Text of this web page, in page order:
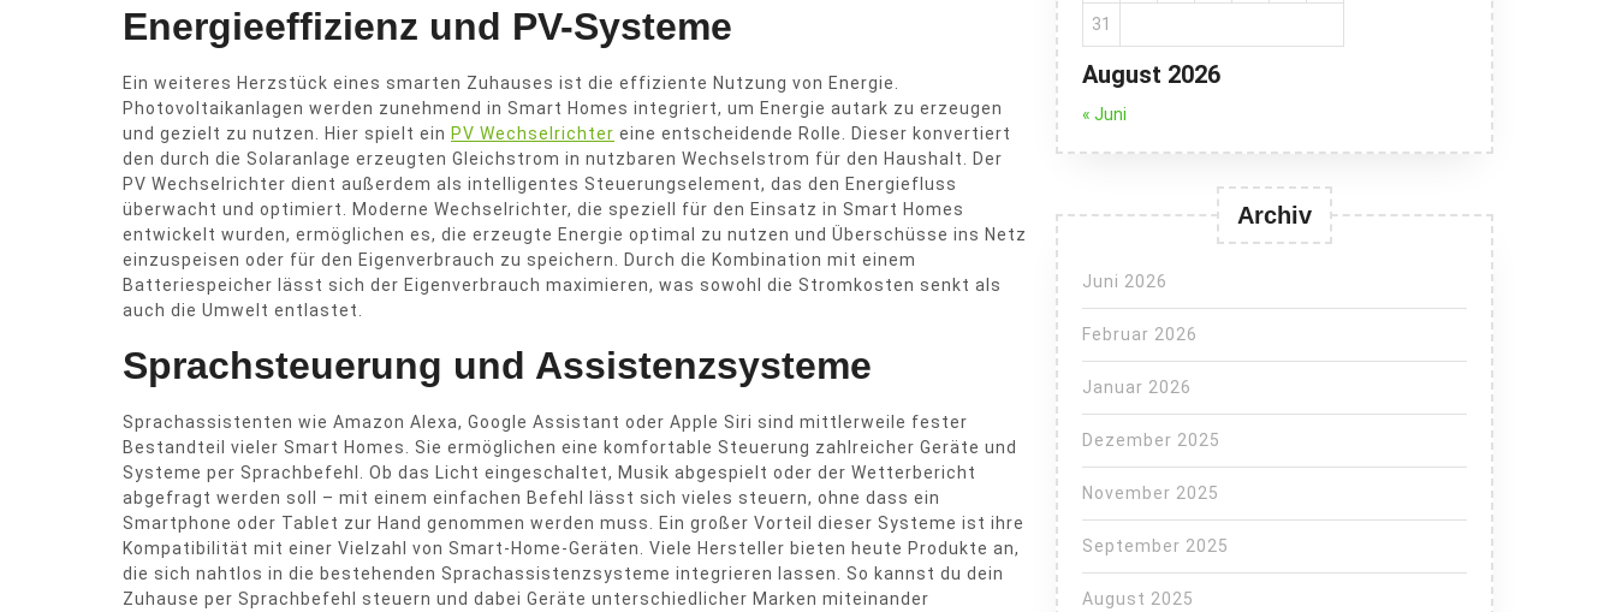
Energieeffizienz und PV-Systeme
Ein weiteres Herzstück eines smarten Zuhauses ist die effiziente Nutzung von Energie.
Photovoltaikanlagen werden zunehmend in Smart Homes integriert, um Energie autark zu erzeugen
und gezielt zu nutzen. Hier spielt ein PV Wechselrichter eine entscheidende Rolle. Dieser konvertiert
den durch die Solaranlage erzeugten Gleichstrom in nutzbaren Wechselstrom für den Haushalt. Der
PV Wechselrichter dient außerdem als intelligentes Steuerungselement, das den Energiefluss
überwacht und optimiert. Moderne Wechselrichter, die speziell für den Einsatz in Smart Homes
entwickelt wurden, ermöglichen es, die erzeugte Energie optimal zu nutzen und Überschüsse ins Netz
einzuspeisen oder für den Eigenverbrauch zu speichern. Durch die Kombination mit einem
Batteriespeicher lässt sich der Eigenverbrauch maximieren, was sowohl die Stromkosten senkt als
auch die Umwelt entlastet.
Sprachsteuerung und Assistenzsysteme
Sprachassistenten wie Amazon Alexa, Google Assistant oder Apple Siri sind mittlerweile fester
Bestandteil vieler Smart Homes. Sie ermöglichen eine komfortable Steuerung zahlreicher Geräte und
Systeme per Sprachbefehl. Ob das Licht eingeschaltet, Musik abgespielt oder der Wetterbericht
abgefragt werden soll – mit einem einfachen Befehl lässt sich vieles steuern, ohne dass ein
Smartphone oder Tablet zur Hand genommen werden muss. Ein großer Vorteil dieser Systeme ist ihre
Kompatibilität mit einer Vielzahl von Smart-Home-Geräten. Viele Hersteller bieten heute Produkte an,
die sich nahtlos in die bestehenden Sprachassistenzsysteme integrieren lassen. So kannst du dein
Zuhause per Sprachbefehl steuern und dabei Geräte unterschiedlicher Marken miteinander
August 2026
31
« Juni
Archiv
Juni 2026
Februar 2026
Januar 2026
Dezember 2025
November 2025
September 2025
August 2025